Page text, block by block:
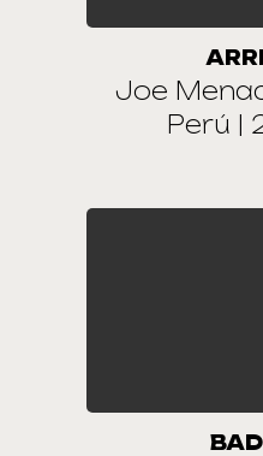
Joe
Perú |